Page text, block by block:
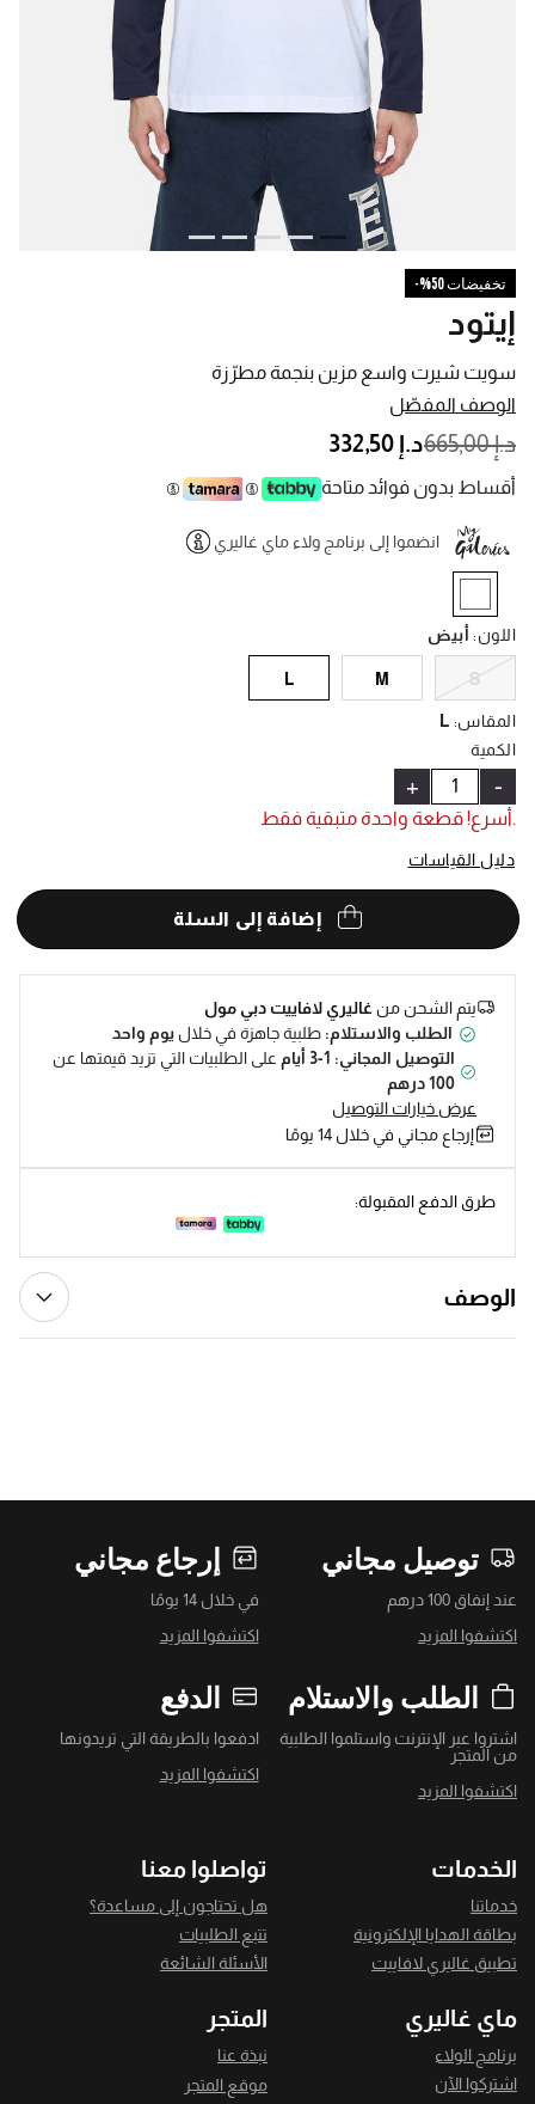
تخفيضات 50%-
سويت شيرت واسع مزين بنجمة مطرّزة
إيتود
الوصف المفصّل
PRICE REDUCED FROM
د.إ 665,00 TO
د.إ 332,50
أقساط بدون فوائد متاحة
انضموا إلى برنامج ولاء ماي غاليري
selectedاللون: أبيض
S
M
L
المقاس:
L
الكمية
-
+
.أسرع! قطعة واحدة متبقية فقط
دليل القياسات
إضافة إلى السلة
يتم الشحن منغاليري لافاييت دبي مول
الطلب والاستلام: طلبية جاهزة في خلال يوم واحد
التوصيل المجاني: 1-3 أيام
على الطلبيات التي تزيد قيمتها عن
100 درهم
عرض خيارات التوصيل
إرجاع مجاني في خلال 14 يومًا
طرق الدفع المقبولة:
الوصف
توصيل مجاني
عند إنفاق 100 درهم
اكتشفوا المزيد
إرجاع مجاني
في خلال 14 يومًا
اكتشفوا المزيد
الطلب والاستلام
اشتروا عبر الإنترنت واستلموا الطلبية
من المتجر
اكتشفوا المزيد
الدفع
ادفعوا بالطريقة التي تريدونها
اكتشفوا المزيد
الخدمات
خدماتنا
بطاقة الهدايا الإلكترونية
تطبيق غاليري لافاييت
تواصلوا معنا
هل تحتاجون إلى مساعدة؟
تتبع الطلبيات
الأسئلة الشائعة
ماي غاليري
برنامج الولاء
اشتركوا الآن
المتجر
نبذة عنا
موقع المتجر